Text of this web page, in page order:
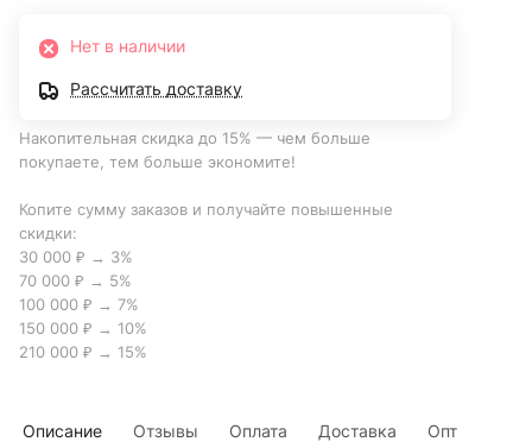
Нет в наличии
Рассчитать доставку
Накопительная скидка до 15% — чем больше
покупаете, тем больше экономите!
Копите сумму заказов и получайте повышенные
скидки:
30 000 ₽ → 3%
70 000 ₽ → 5%
100 000 ₽ → 7%
150 000 ₽ → 10%
210 000 ₽ → 15%
Описание Отзывы Оплата Доставка Опт